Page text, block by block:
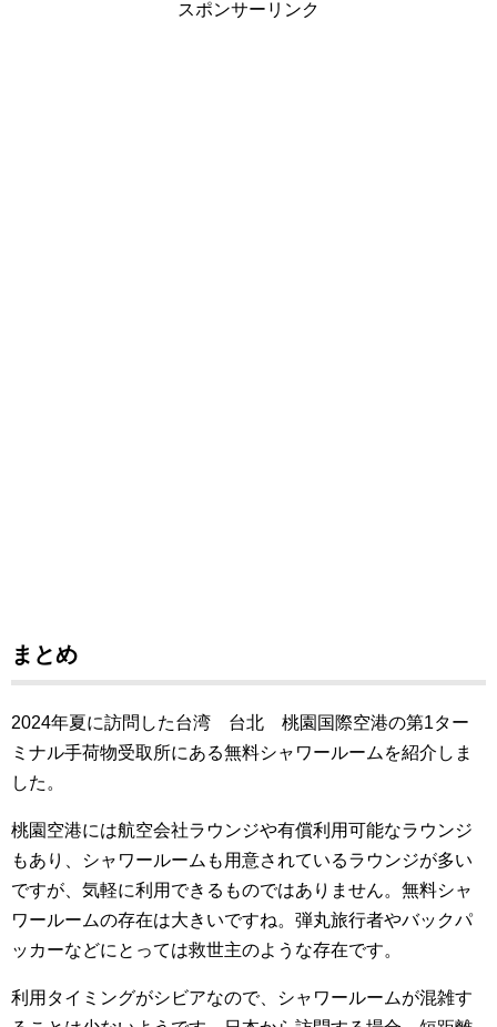
スポンサーリンク
まとめ
2024年夏に訪問した台湾 台北 桃園国際空港の第1ター
ミナル手荷物受取所にある無料シャワールームを紹介しま
した。
桃園空港には航空会社ラウンジや有償利用可能なラウンジ
もあり、シャワールームも用意されているラウンジが多い
ですが、気軽に利用できるものではありません。無料シャ
ワールームの存在は大きいですね。弾丸旅行者やバックパ
ッカーなどにとっては救世主のような存在です。
利用タイミングがシビアなので、シャワールームが混雑す